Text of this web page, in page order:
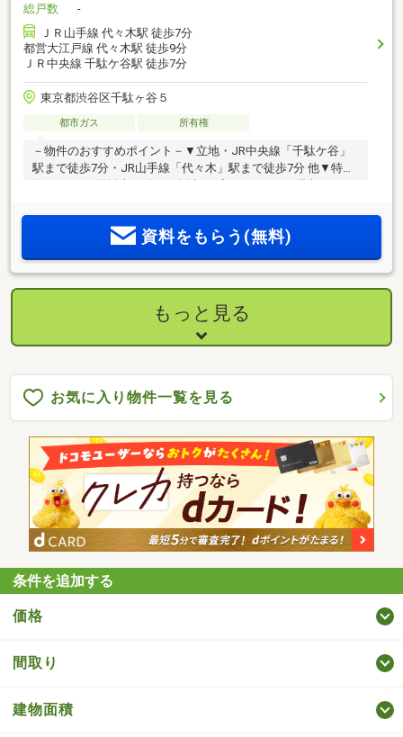
総戸数
-
ＪＲ山手線 代々木駅 徒歩7分
都営大江戸線 代々木駅 徒歩9分
ＪＲ中央線 千駄ケ谷駅 徒歩7分
東京都渋谷区千駄ヶ谷５
都市ガス 所有権
－物件のおすすめポイント－▼立地・JR中央線「千駄ケ谷」
駅まで徒歩7分・JR山手線「代々木」駅まで徒歩7分 他▼特
グ階段採用・各洋室は2面採光、バルコニー付・約3.7帖の納戸
は窓・収納付きで多目的に利用可能・防災用備蓄倉庫2か所有
然換気可能な窓付き【トイレ】・2か所有■ ご希望の住まい探
しをお手伝いします ━━━━━・・・物件の詳細・ご相談は
お気軽にお問い合わせください。
資料をもらう(無料)
もっと見る
お気に入り物件一覧を見る
条件を追加する
価格
間取り
建物面積